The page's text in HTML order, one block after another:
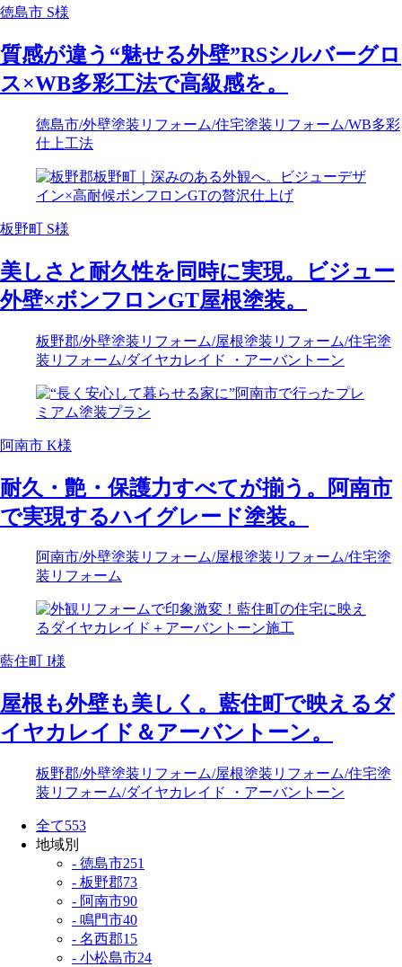
徳島市 S様
質感が違う“魅せる外壁”RSシルバーグロ
ス×WB多彩工法で高級感を。
徳島市/外壁塗装リフォーム/住宅塗装リフォーム/WB多彩
仕上工法
板野町 S様
美しさと耐久性を同時に実現。ビジュー
外壁×ボンフロンGT屋根塗装。
板野郡/外壁塗装リフォーム/屋根塗装リフォーム/住宅塗
装リフォーム/ダイヤカレイド ・アーバントーン
阿南市 K様
耐久・艶・保護力すべてが揃う。阿南市
で実現するハイグレード塗装。
阿南市/外壁塗装リフォーム/屋根塗装リフォーム/住宅塗
装リフォーム
藍住町 I様
屋根も外壁も美しく。藍住町で映えるダ
イヤカレイド＆アーバントーン。
板野郡/外壁塗装リフォーム/屋根塗装リフォーム/住宅塗
装リフォーム/ダイヤカレイド ・アーバントーン
全て553
地域別
- 徳島市251
- 板野郡73
- 阿南市90
- 鳴門市40
- 名西郡15
- 小松島市24